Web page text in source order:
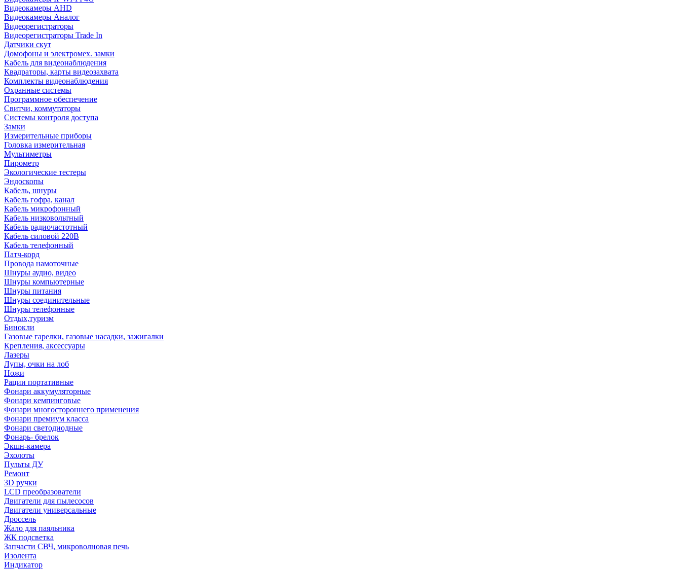
Видеокамеры AHD
Видеокамеры Аналог
Видеорегистраторы
Видеорегистраторы Trade In
Датчики скут
Домофоны и электромех. замки
Кабель для видеонаблюдения
Квадраторы, карты видеозахвата
Комплекты видеонаблюдения
Охранные системы
Программное обеспечение
Свитчи, коммутаторы
Системы контроля доступа
Замки
Измерительные приборы
Головка измерительная
Мультиметры
Пирометр
Экологические тестеры
Эндоскопы
Кабель, шнуры
Кабель гофра, канал
Кабель микрофонный
Кабель низковольтный
Кабель радиочастотный
Кабель силовой 220В
Кабель телефонный
Патч-корд
Провода намоточные
Шнуры аудио, видео
Шнуры компьютерные
Шнуры питания
Шнуры соединительные
Шнуры телефонные
Отдых,туризм
Бинокли
Газовые гарелки, газовые насадки, зажигалки
Крепления, аксессуары
Лазеры
Лупы, очки на лоб
Ножи
Рации портативные
Фонари аккумуляторные
Фонари кемпинговые
Фонари многостороннего применения
Фонари премиум класса
Фонари светодиодные
Фонарь- брелок
Экшн-камера
Эхолоты
Пульты ДУ
Ремонт
3D ручки
LCD преобразователи
Двигатели для пылесосов
Двигатели универсальные
Дроссель
Жало для паяльника
ЖК подсветка
Запчасти СВЧ, микроволновая печь
Изолента
Индикатор